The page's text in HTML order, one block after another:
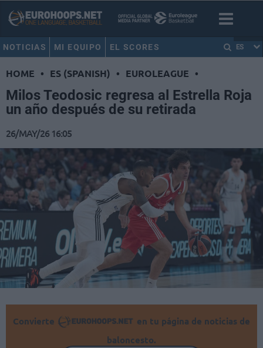
NOTICIAS MI EQUIPO EL SCORES ES
HOME • ES (SPANISH) • EUROLEAGUE •
Milos Teodosic regresa al Estrella Roja
un año después de su retirada
26/MAY/26 16:05
Convierte
en tu página de noticias de
baloncesto.